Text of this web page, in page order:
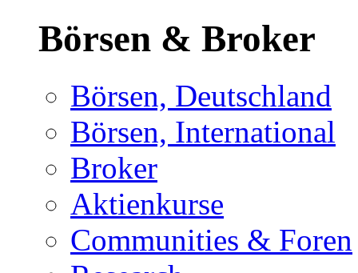
Börsen & Broker
Börsen, Deutschland
Börsen, International
Broker
Aktienkurse
Communities & Foren